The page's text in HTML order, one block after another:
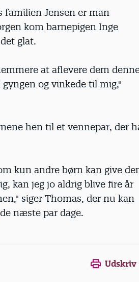
familien Jensen er man
kom barnepigen Inge
glat.
at aflevere dem
gyngen og vinkede til mig,"
hen til et vennepar, der
kun andre børn kan give
kan jeg jo aldrig blive fire år
siger Thomas, der nu kan
næste par dage.
Opens in a
Opens
Udskriv